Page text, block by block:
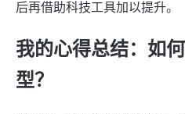
后再借助科技工具加以提升。
我的心得总结：如
型？